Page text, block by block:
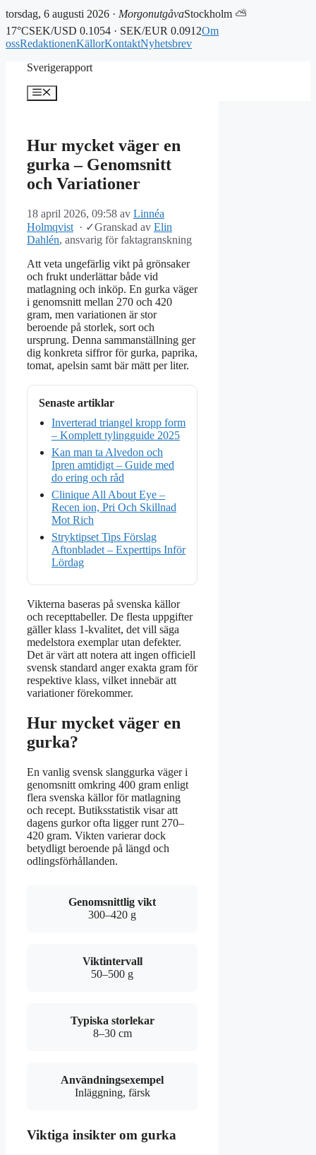
torsdag, 6 augusti 2026 · MorgonutgåvaStockholm ⛅
17°CSEK/USD 0.1054 · SEK/EUR 0.0912Om
ossRedaktionenKällorKontaktNyhetsbrev
Sverigerapport
Meny
Hur mycket väger en
gurka – Genomsnitt
och Variationer
18 april 2026, 09:58 av Linnéa
Holmqvist · ✓Granskad av Elin
Dahlén, ansvarig för faktagranskning
Att veta ungefärlig vikt på grönsaker
och frukt underlättar både vid
matlagning och inköp. En gurka väger
i genomsnitt mellan 270 och 420
gram, men variationen är stor
beroende på storlek, sort och
ursprung. Denna sammanställning ger
dig konkreta siffror för gurka, paprika,
tomat, apelsin samt bär mätt per liter.
Senaste artiklar
Inverterad triangel kropp form
– Komplett tylingguide 2025
Kan man ta Alvedon och
Ipren amtidigt – Guide med
do ering och råd
Clinique All About Eye –
Recen ion, Pri Och Skillnad
Mot Rich
Stryktipset Tips Förslag
Aftonbladet – Experttips Inför
Lördag
Vikterna baseras på svenska källor
och recepttabeller. De flesta uppgifter
gäller klass 1-kvalitet, det vill säga
medelstora exemplar utan defekter.
Det är värt att notera att ingen officiell
svensk standard anger exakta gram för
respektive klass, vilket innebär att
variationer förekommer.
Hur mycket väger en
gurka?
En vanlig svensk slanggurka väger i
genomsnitt omkring 400 gram enligt
flera svenska källor för matlagning
och recept. Butiksstatistik visar att
dagens gurkor ofta ligger runt 270–
420 gram. Vikten varierar dock
betydligt beroende på längd och
odlingsförhållanden.
Genomsnittlig vikt
300–420 g
Viktintervall
50–500 g
Typiska storlekar
8–30 cm
Användningsexempel
Inläggning, färsk
Viktiga insikter om gurka